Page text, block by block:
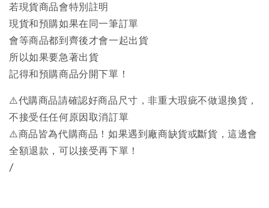
若現貨商品會特別註明
現貨和預購如果在同一筆訂單
會等商品都到齊後才會一起出貨
所以如果要急著出貨
記得和預購商品分開下單！
⚠️代購商品請確認好商品尺寸，非重大瑕疵不做退換貨，
不接受任任何原因取消訂單
⚠️商品皆為代購商品！如果遇到廠商缺貨或斷貨，這邊會
全額退款，可以接受再下單！
/